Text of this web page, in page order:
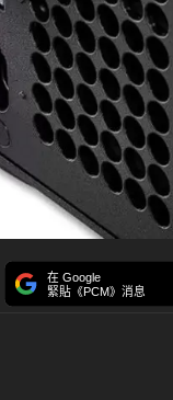
在 Google
緊貼《PCM》消息